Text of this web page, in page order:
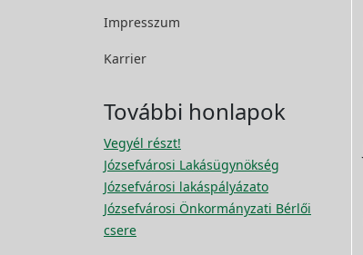
Impresszum
Karrier
További honlapok
Vegyél részt!
Józsefvárosi Lakásügynökség
Józsefvárosi lakáspályázato
Józsefvárosi Önkormányzati Bérlői
csere